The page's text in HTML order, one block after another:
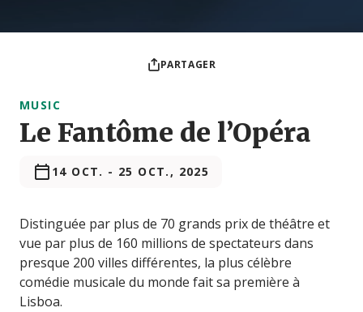
PARTAGER
MUSIC
Le Fantôme de l’Opéra
14 OCT. - 25 OCT., 2025
Distinguée par plus de 70 grands prix de théâtre et
vue par plus de 160 millions de spectateurs dans
presque 200 villes différentes, la plus célèbre
comédie musicale du monde fait sa première à
Lisboa.